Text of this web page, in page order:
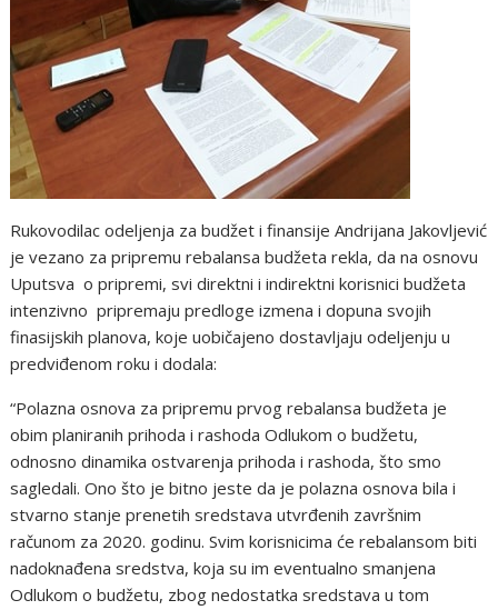
Rukovodilac odeljenja za budžet i finansije Andrijana Jakovljević
je vezano za pripremu rebalansa budžeta rekla, da na osnovu
Uputsva o pripremi, svi direktni i indirektni korisnici budžeta
intenzivno pripremaju predloge izmena i dopuna svojih
finasijskih planova, koje uobičajeno dostavljaju odeljenju u
predviđenom roku i dodala:
“Polazna osnova za pripremu prvog rebalansa budžeta je
obim planiranih prihoda i rashoda Odlukom o budžetu,
odnosno dinamika ostvarenja prihoda i rashoda, što smo
sagledali. Ono što je bitno jeste da je polazna osnova bila i
stvarno stanje prenetih sredstava utvrđenih završnim
računom za 2020. godinu. Svim korisnicima će rebalansom biti
nadoknađena sredstva, koja su im eventualno smanjena
Odlukom o budžetu, zbog nedostatka sredstava u tom